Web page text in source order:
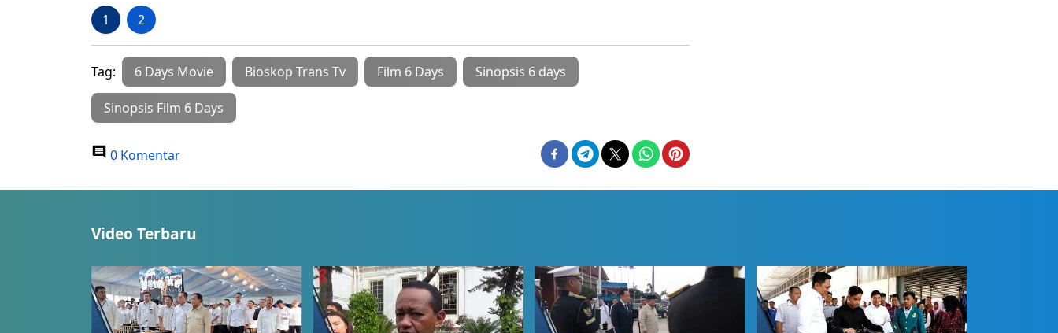
1 2
Tag: 6 Days Movie Bioskop Trans Tv Film 6 Days Sinopsis 6 days
Sinopsis Film 6 Days
0 Komentar
Video Terbaru